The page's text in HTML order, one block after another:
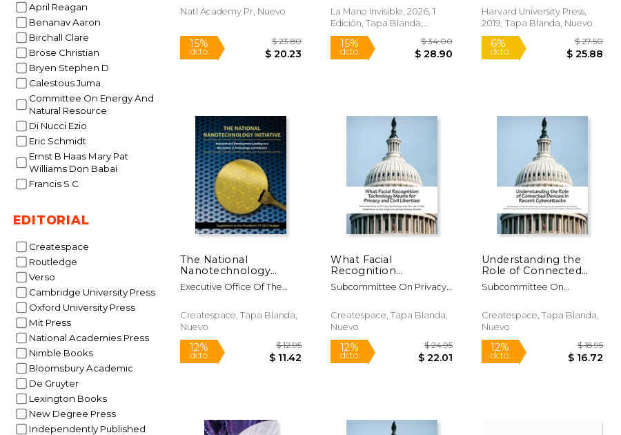
April Reagan
Benanav Aaron
Birchall Clare
Brose Christian
Bryen Stephen D
Calestous Juma
Committee On Energy And
Natural Resource
Di Nucci Ezio
Eric Schmidt
Ernst B Haas Mary Pat
Williams Don Babai
Francis S C
EDITORIAL
Createspace
Routledge
Verso
Cambridge University Press
Oxford University Press
Mit Press
National Academies Press
Nimble Books
Bloomsbury Academic
De Gruyter
Lexington Books
New Degree Press
Independently Published
technology
(cor)
Natl Academy Pr, Nuevo
15%
dcto.
La Mano Invisible, 2026, 1
Edición, Tapa Blanda,
Nuevo
15%
dcto.
Harvard University Press,
2019, Tapa Blanda, Nuevo
6%
dcto.
The National
Nanotechnology
Initiative: Research
and Development
Revolution in
Technology and
to the President's FY
(en Inglés)
Executive Office Of The
Createspace, Tapa Blanda,
Nuevo
What Facial
Recognition
Technology Means for
Privacy and Civil
Subcommittee On Privacy
Createspace, Tapa Blanda,
Nuevo
Understanding the
Role of Connected
Devices in Recent
Cyberattacks (en
Subcommittee On
Createspace, Tapa Blanda,
Nuevo